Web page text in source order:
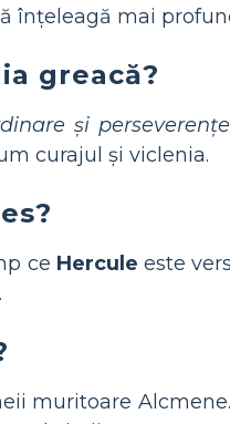
înțeleagă mai
greacă?
și
curajul și viclenia.
ce Hercule este
muritoare